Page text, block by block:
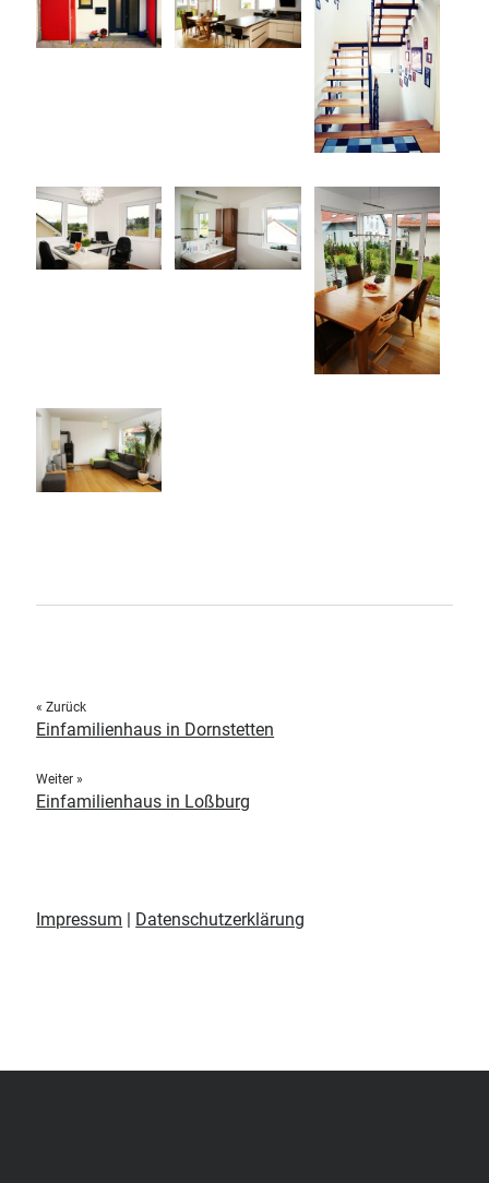
« Zurück
Einfamilienhaus in Dornstetten
Weiter »
Einfamilienhaus in Loßburg
Impressum Datenschutzerklärung